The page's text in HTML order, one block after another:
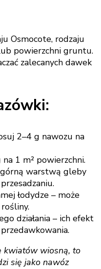
Osmocote, rodzaju
powierzchni gruntu.
zalecanych dawek
2–4 g nawozu na
1 m² powierzchni.
warstwą gleby
łodydze – może
działania – ich efekt
kwiatów wiosną, to
się jako nawóz